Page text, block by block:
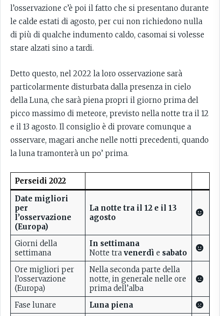
l’osservazione c’è poi il fatto che si presentano durante
le calde estati di agosto, per cui non richiedono nulla
di più di qualche indumento caldo, casomai si volesse
stare alzati sino a tardi.
Detto questo, nel 2022 la loro osservazione sarà
particolarmente disturbata dalla presenza in cielo
della Luna, che sarà piena propri il giorno prima del
picco massimo di meteore, previsto nella notte tra il 12
e il 13 agosto. Il consiglio è di provare comunque a
osservare, magari anche nelle notti precedenti, quando
la luna tramonterà un po’ prima.
Perseidi 2022
Date migliori
per
l’osservazione
(Europa)
La notte tra il 12 e il 13
agosto
Giorni della
settimana
In settimana
Notte tra venerdì e sabato
Ore migliori per
l’osservazione
(Europa)
Nella seconda parte della
notte, in generale nelle ore
prima dell’alba
Fase lunare
Luna piena